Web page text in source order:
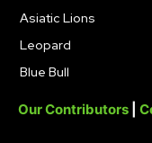
Asiatic Lions
Leopard
Blue Bull
Our Contributors